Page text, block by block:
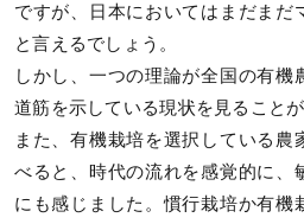
ですが、日本においてはまだまだ
と言えるでしょう。
しかし、一つの理論が全国の有機
道筋を示している現状を見ることが
また、有機栽培を選択している農
べると、時代の流れを感覚的に、
にも感じました。慣行栽培か有機